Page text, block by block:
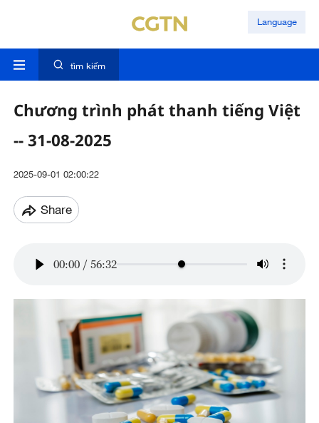
Language
tìm kiếm
Chương trình phát thanh tiếng Việt
-- 31-08-2025
2025-09-01 02:00:22
Share
00:00 / 56:32